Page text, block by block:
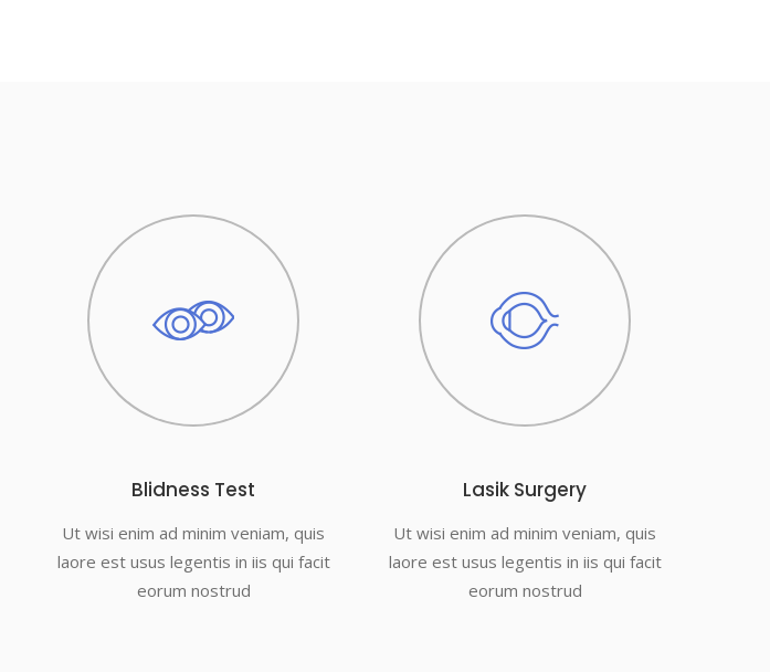
Blidness Test
Ut wisi enim ad minim veniam, quis
laore est usus legentis in iis qui facit
eorum nostrud
Lasik Surgery
Ut wisi enim ad minim veniam, quis
laore est usus legentis in iis qui facit
eorum nostrud